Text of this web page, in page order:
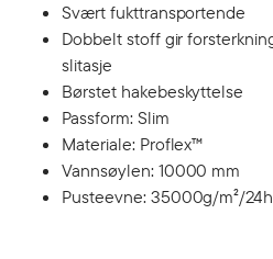
Svært fukttransportende
Dobbelt stoff gir
slitasje
Børstet hakebeskyttelse
Passform: Slim
Materiale: Proflex™
Vannsøylen: 10000 mm
Pusteevne: 35000g/m²/24h